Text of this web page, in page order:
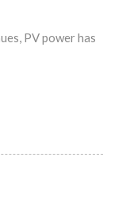
PV power has